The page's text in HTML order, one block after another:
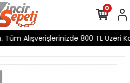
Alışverişlerinizde 800 TL Üzeri
0